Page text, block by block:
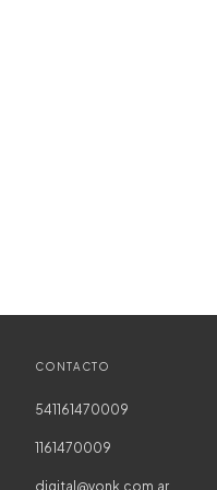
CONTACTO
541161470009
1161470009
digital@vonk.com.ar